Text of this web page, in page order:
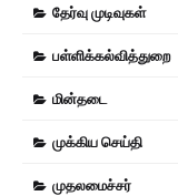
தேர்வு முடிவுகள்
பள்ளிக்கல்வித்துறை
மின்தடை
முக்கிய செய்தி
முதலமைச்சர்